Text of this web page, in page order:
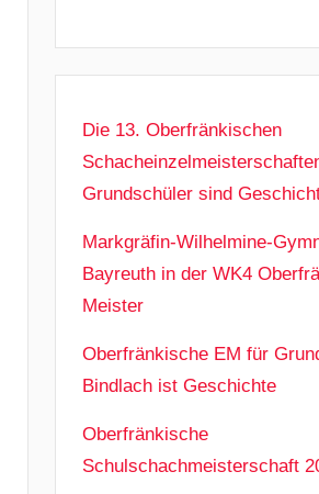
Die 13. Oberfränkischen
Grundschüler sind
Markgräfin-Wilhelmine-
Bayreuth in der WK4
Meister
Oberfränkische EM für
Bindlach ist Geschichte
Oberfränkische
Schulschachmeisterschaft